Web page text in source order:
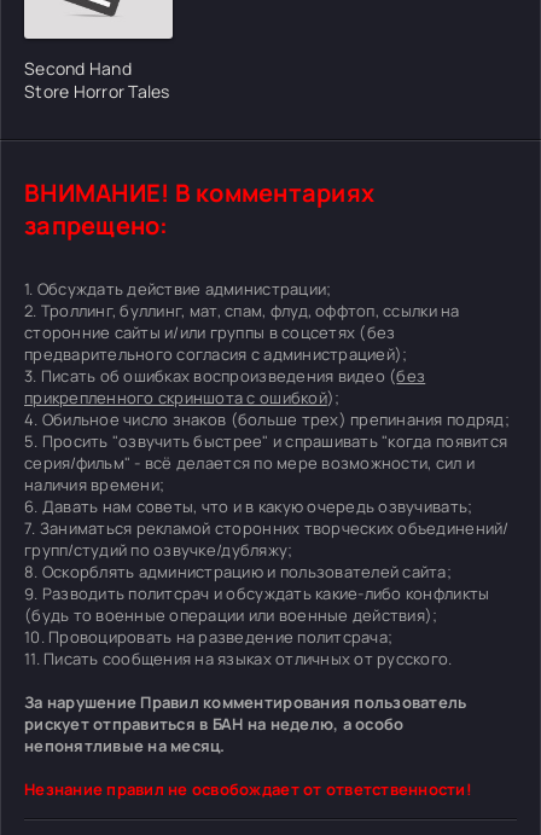
Second Hand
Store Horror Tales
ВНИМАНИЕ! В комментариях
запрещено:
1. Обсуждать действие администрации;
2. Троллинг, буллинг, мат, спам, флуд, оффтоп, ссылки на
сторонние сайты и/или группы в соцсетях (без
предварительного согласия с администрацией);
3. Писать об ошибках воспроизведения видео (без
прикрепленного скриншота с ошибкой);
4. Обильное число знаков (больше трех) препинания подряд;
5. Просить "озвучить быстрее" и спрашивать "когда появится
серия/фильм" - всё делается по мере возможности, сил и
наличия времени;
6. Давать нам советы, что и в какую очередь озвучивать;
7. Заниматься рекламой сторонних творческих объединений/
групп/студий по озвучке/дубляжу;
8. Оскорблять администрацию и пользователей сайта;
9. Разводить политсрач и обсуждать какие-либо конфликты
(будь то военные операции или военные действия);
10. Провоцировать на разведение политсрача;
11. Писать сообщения на языках отличных от русского.
За нарушение Правил комментирования пользователь
рискует отправиться в БАН на неделю, а особо
непонятливые на месяц.
Незнание правил не освобождает от ответственности!